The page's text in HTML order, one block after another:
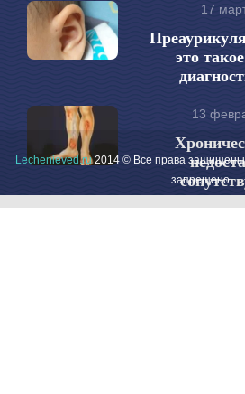
17
это
13
Lechenieved.ru2014 © Все права
запрещено.